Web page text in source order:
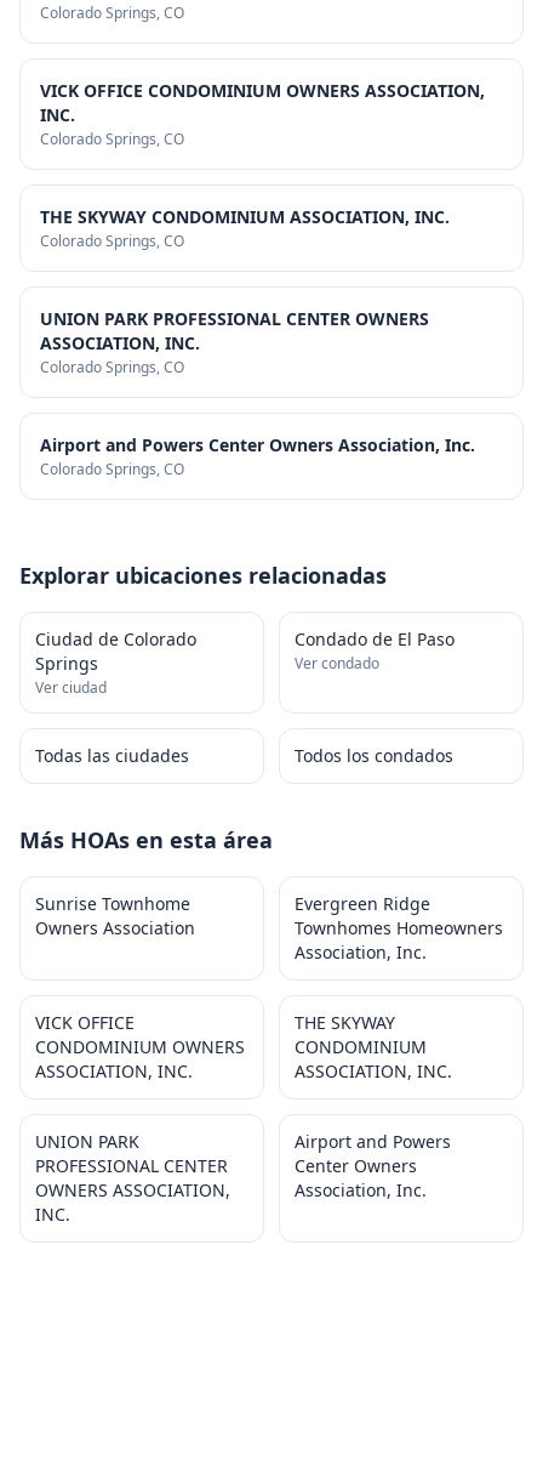
Colorado Springs, CO
VICK OFFICE CONDOMINIUM OWNERS ASSOCIATION,
INC.
Colorado Springs, CO
THE SKYWAY CONDOMINIUM ASSOCIATION, INC.
Colorado Springs, CO
UNION PARK PROFESSIONAL CENTER OWNERS
ASSOCIATION, INC.
Colorado Springs, CO
Airport and Powers Center Owners Association, Inc.
Colorado Springs, CO
Explorar ubicaciones relacionadas
Ciudad de Colorado
Springs
Ver ciudad
Condado de El Paso
Ver condado
Todas las ciudades Todos los condados
Más HOAs en esta área
Sunrise Townhome
Owners Association
Evergreen Ridge
Townhomes Homeowners
Association, Inc.
VICK OFFICE
CONDOMINIUM OWNERS
ASSOCIATION, INC.
THE SKYWAY
CONDOMINIUM
ASSOCIATION, INC.
UNION PARK
PROFESSIONAL CENTER
OWNERS ASSOCIATION,
INC.
Airport and Powers
Center Owners
Association, Inc.